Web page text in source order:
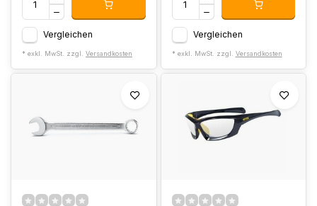
Vergleichen
* exkl. MwSt. zzgl. Versandkosten
Vergleichen
* exkl. MwSt. zzgl. Versandkosten